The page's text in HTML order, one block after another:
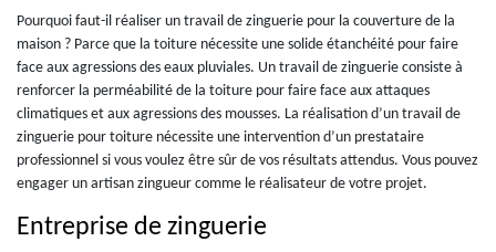
Pourquoi faut-il réaliser un travail de zinguerie pour la couverture de la
maison ? Parce que la toiture nécessite une solide étanchéité pour faire
face aux agressions des eaux pluviales. Un travail de zinguerie consiste à
renforcer la perméabilité de la toiture pour faire face aux attaques
climatiques et aux agressions des mousses. La réalisation d’un travail de
zinguerie pour toiture nécessite une intervention d’un prestataire
professionnel si vous voulez être sûr de vos résultats attendus. Vous pouvez
engager un artisan zingueur comme le réalisateur de votre projet.
Entreprise de zinguerie